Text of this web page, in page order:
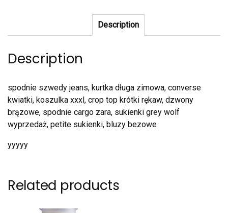
Description
Description
spodnie szwedy jeans, kurtka długa zimowa, converse
kwiatki, koszulka xxxl, crop top krótki rękaw, dzwony
brązowe, spodnie cargo zara, sukienki grey wolf
wyprzedaż, petite sukienki, bluzy bezowe
yyyyy
Related products